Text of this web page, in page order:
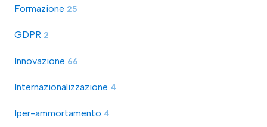
Formazione 25
GDPR 2
Innovazione 66
Internazionalizzazione 4
Iper-ammortamento 4